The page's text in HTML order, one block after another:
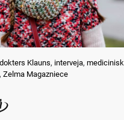
dokters Klauns, interveja,
, Zelma Magazniece